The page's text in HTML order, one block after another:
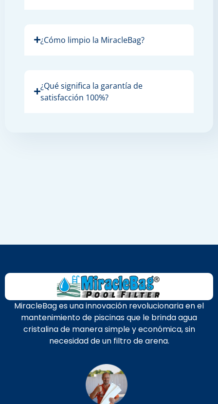
¿Cómo limpio la MiracleBag?
¿Qué significa la garantía de
satisfacción 100%?
MiracleBag es una innovación revolucionaria en el
mantenimiento de piscinas que le brinda agua
cristalina de manera simple y económica, sin
necesidad de un filtro de arena.